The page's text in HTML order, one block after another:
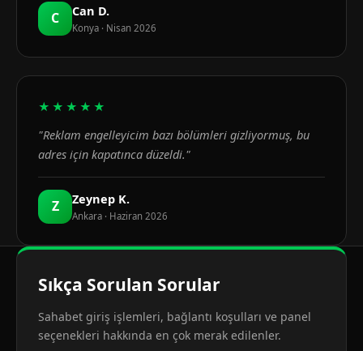
C Can D.
Konya · Nisan 2026
★★★★★
"Reklam engelleyicim bazı bölümleri gizliyormuş, bu
adres için kapatınca düzeldi."
Z Zeynep K.
Ankara · Haziran 2026
Sıkça Sorulan Sorular
Sahabet giriş işlemleri, bağlantı koşulları ve panel
seçenekleri hakkında en çok merak edilenler.